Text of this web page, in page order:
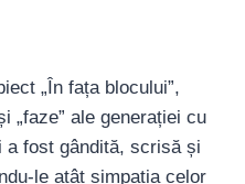
„În fața blocului”,
„faze” ale generației cu
a fost gândită, scrisă și
le atât simpatia celor